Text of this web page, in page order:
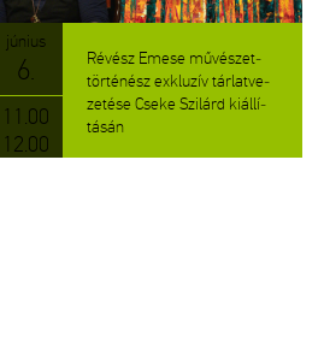
jú­ni­us
6.
11.00
12.00
Ré­vész Emese mű­vé­szet­
tör­té­nész exk­lu­zív tár­lat­ve­
ze­té­se Cseke Szi­lárd ki­ál­lí­
tá­sán